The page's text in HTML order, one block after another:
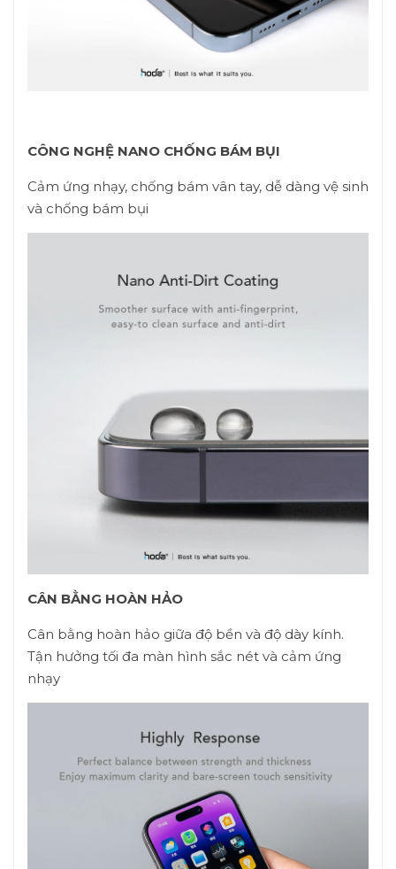
CÔNG NGHỆ NANO CHỐNG BÁM BỤI
Cảm ứng nhạy, chống bám vân tay, dễ dàng vệ sinh
và chống bám bụi
CÂN BẰNG HOÀN HẢO
Cân bằng hoàn hảo giữa độ bền và độ dày kính.
Tận hưởng tối đa màn hình sắc nét và cảm ứng
nhạy